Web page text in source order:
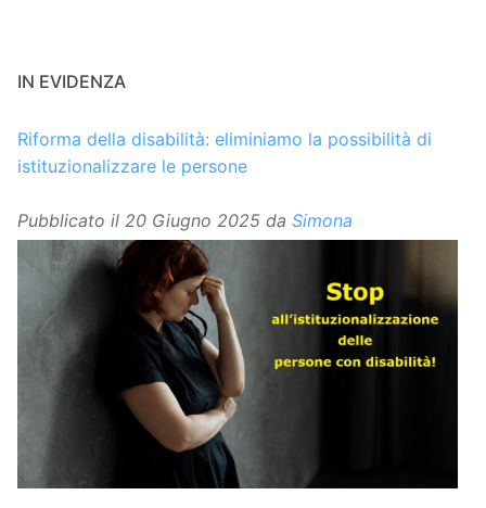
IN EVIDENZA
Riforma della disabilità: eliminiamo la possibilità di
istituzionalizzare le persone
Pubblicato il 20 Giugno 2025 da Simona